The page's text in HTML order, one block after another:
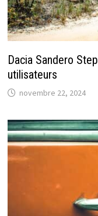
Dacia Sandero
utilisateurs
novembre 22, 2024